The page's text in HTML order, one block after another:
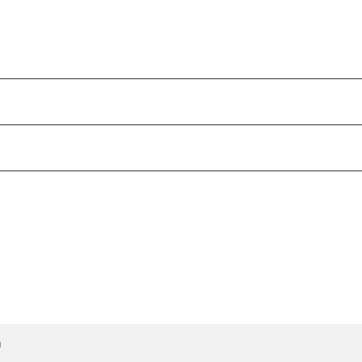
верхнем углу.
к оформлению".
доставки и оплаты, далее нажмите "подтвердить
вашего бренда в нужный бренд по длине стельки
товарный вид изделия, бирки и упаковки - это
также сразу же придет смс и имейл, что посылку можно